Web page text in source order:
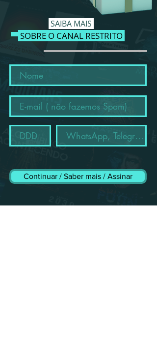
SAIBA MAIS
SOBRE O CANAL RESTRITO
Continuar / Saber mais / Assinar